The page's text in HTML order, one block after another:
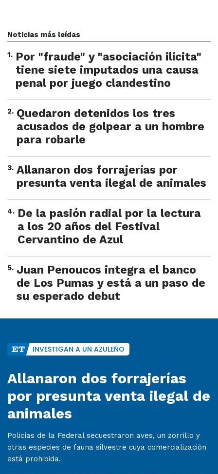
Noticias más leídas
1. Por "fraude" y "asociación ilícita"
tiene siete imputados una causa
penal por juego clandestino
2. Quedaron detenidos los tres
acusados de golpear a un hombre
para robarle
3. Allanaron dos forrajerías por
presunta venta ilegal de animales
4. De la pasión radial por la lectura
a los 20 años del Festival
Cervantino de Azul
5. Juan Penoucos integra el banco
de Los Pumas y está a un paso de
su esperado debut
INVESTIGAN A UN AZULEÑO
Allanaron dos forrajerías
por presunta venta ilegal de
animales
Policías de la Federal secuestraron aves, un zorrillo y
otras especies de fauna silvestre cuya comercialización
está prohibida.